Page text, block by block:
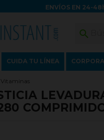
ENVÍOS EN 24-

CUIDA TU LÍNEA
Vitaminas